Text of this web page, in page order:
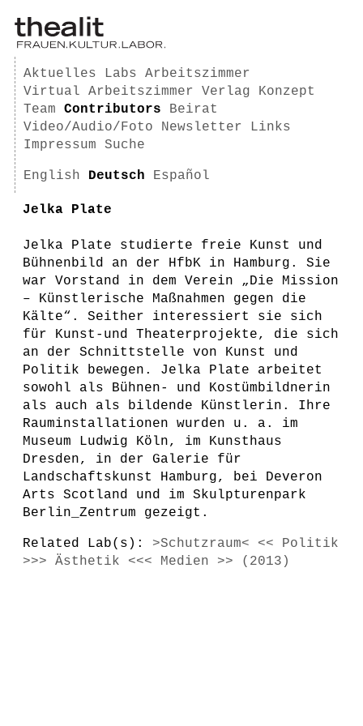
Aktuelles Labs
Arbeitszimmer
Virtual Arbeitszimmer
Verlag
Konzept
Team
Contributors
Beirat
Video/Audio/Foto
Newsletter
Links
Impressum
Suche
English Deutsch Español
Jelka Plate
Jelka Plate studierte freie Kunst und
Bühnenbild an der HfbK in Hamburg. Sie
war Vorstand in dem Verein „Die Mission
– Künstlerische Maßnahmen gegen die
Kälte“. Seither interessiert sie sich
für Kunst-und Theaterprojekte, die sich
an der Schnittstelle von Kunst und
Politik bewegen. Jelka Plate arbeitet
sowohl als Bühnen- und Kostümbildnerin
als auch als bildende Künstlerin. Ihre
Rauminstallationen wurden u. a. im
Museum Ludwig Köln, im Kunsthaus
Dresden, in der Galerie für
Landschaftskunst Hamburg, bei Deveron
Arts Scotland und im Skulpturenpark
Berlin_Zentrum gezeigt.
Related Lab(s): >Schutzraum< << Politik
>>> Ästhetik <<< Medien >> (2013)